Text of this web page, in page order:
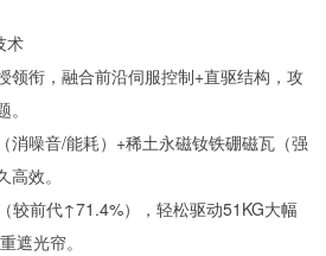
术
领衔，融合前沿伺服控制+直驱结构，攻
消噪音/能耗）+稀土永磁钕铁硼磁瓦（强
效。
较前代↑71.4%），轻松驱动51KG大幅
遮光帘。